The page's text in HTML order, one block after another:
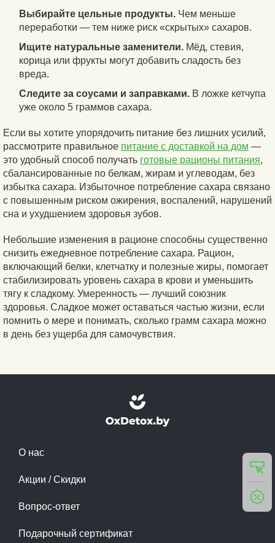
Выбирайте цельные продукты. Чем меньше
переработки — тем ниже риск «скрытых» сахаров.
Ищите натуральные заменители. Мёд, стевия,
корица или фрукты могут добавить сладость без
вреда.
Следите за соусами и заправками. В ложке кетчупа
уже около 5 граммов сахара.
Если вы хотите упорядочить питание без лишних усилий,
рассмотрите правильное питание с доставкой на дом —
это удобный способ получать готовые рационы питания,
сбалансированные по белкам, жирам и углеводам, без
избытка сахара. Избыточное потребление сахара связано
с повышенным риском ожирения, воспалений, нарушений
сна и ухудшением здоровья зубов.
Небольшие изменения в рационе способны существенно
снизить ежедневное потребление сахара. Рацион,
включающий белки, клетчатку и полезные жиры, помогает
стабилизировать уровень сахара в крови и уменьшить
тягу к сладкому. Умеренность — лучший союзник
здоровья. Сладкое может оставаться частью жизни, если
помнить о мере и понимать, сколько грамм сахара можно
в день без ущерба для самочувствия.
О нас
Акции / Скидки
Вопрос-ответ
Подарочный сертификат